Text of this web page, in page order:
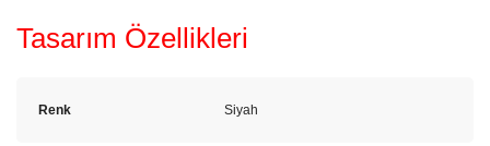
Tasarım Özellikleri
Renk Siyah